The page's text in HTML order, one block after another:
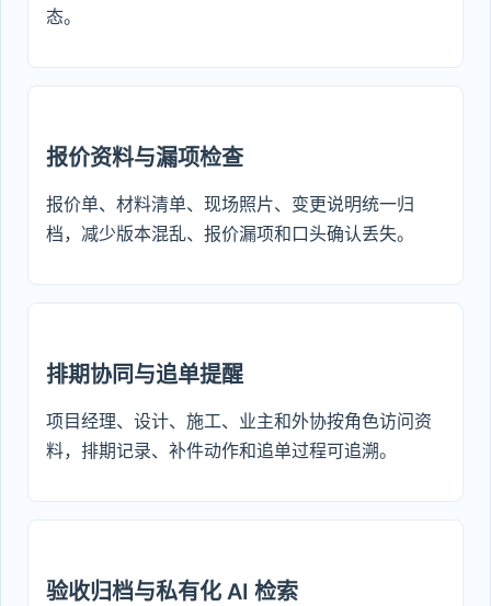
态。
报价资料与漏项检查
报价单、材料清单、现场照片、变更说明统一归
档，减少版本混乱、报价漏项和口头确认丢失。
排期协同与追单提醒
项目经理、设计、施工、业主和外协按角色访问资
料，排期记录、补件动作和追单过程可追溯。
验收归档与私有化 AI 检索